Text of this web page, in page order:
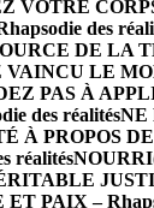
VOTRE
des
DE LA
LE
PAS À
des réalitésNE
À PROPOS
réalités
PAIX –